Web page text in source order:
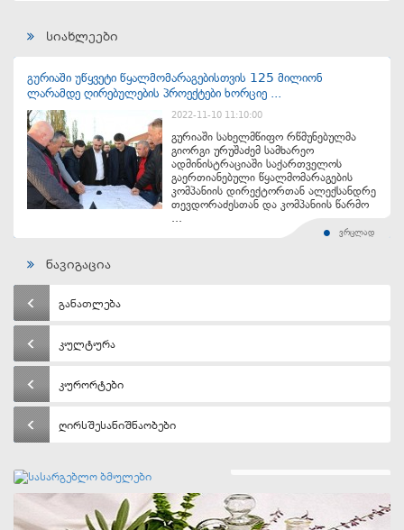
სიახლეები
გურიაში უწყვეტი წყალმომარაგებისთვის 125 მილიონ
ლარამდე ღირებულების პროექტები ხორციე ...
2022-11-10 11:10:00
გურიაში სახელმწიფო რწმუნებულმა
გიორგი ურუშაძემ სამხარეო
ადმინისტრაციაში საქართველოს
გაერთიანებული წყალმომარაგების
კომპანიის დირექტორთან ალექსანდრე
თევდორაძესთან და კომპანიის წარმო
...
ვრცლად
ნავიგაცია
განათლება
კულტურა
კურორტები
ღირსშესანიშნაობები